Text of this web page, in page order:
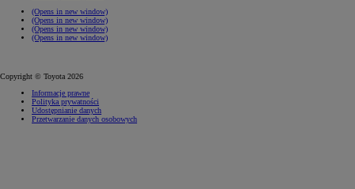
(Opens in new window)
(Opens in new window)
(Opens in new window)
(Opens in new window)
Copyright © Toyota 2026
Informacje prawne
Polityka prywatności
Udostępnianie danych
Przetwarzanie danych osobowych